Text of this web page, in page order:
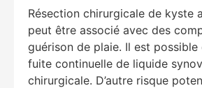
Résection chirurgicale de kyste
peut être associé avec des
guérison de plaie. Il est possible
fuite continuelle de liquide
chirurgicale. D’autre risque